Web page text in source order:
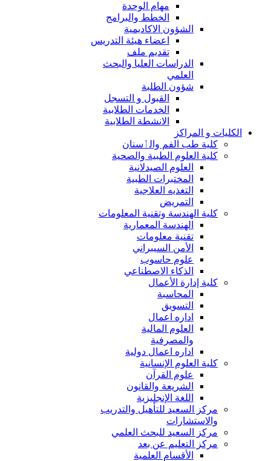
مهام الوحدة
الخطط والبرامج
الشؤون الاكاديمية
اعضاء هيئة التدريس
تقديم ملف
الدراسات العليا والبحث
العلمي
شؤون الطلبة
القبول و التسجل
الخدمات الطلابية
الانشطة الطلابية
الكليات و المراكز
كلية طب الفم والٲسنان
كلية العلوم الطبية والصحية
العلوم الصيدلانية
المختبرات الطبية
التغذيه العلاجية
التمريض
كلية الهندسة وتقنية المعلومات
الهندسة المعمارية
تقنية معلومات
الأمن السيبراني
علوم حاسوب
الذكاء الاصطناعي
كلية إدارة الأعمال
المحاسبة
التسويق
اداره اعمال
العلوم المالية
والمصرفية
اداره اعمال دولية
كلية العلوم الإنسانية
علوم القرآن
الشريعة والقانون
اللغة الإنجليزية
مركز السعيد للتأهيل والتدريب
والاستشارات
مركز السعيد للبحث العلمي
مركز التعليم عن بعد
الأقسام العلمية